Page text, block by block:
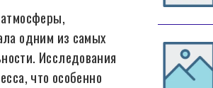
одним из самых
Исследования
что особенно